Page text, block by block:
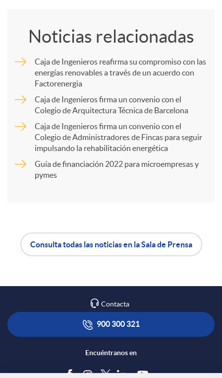
s
R
e
Noticias relacionadas
Caja de Ingenieros reafirma su compromiso con las
energías renovables a través de un acuerdo con
Factorenergia
Caja de Ingenieros firma un convenio con el
Colegio de Arquitectura Técnica de Barcelona
Caja de Ingenieros firma un convenio con el
Colegio de Administradores de Fincas para seguir
impulsando la rehabilitación energética
Guía de financiación 2022 para microempresas y
pymes
A
p
l
o
t
Consulta todas las noticias en la Sala de Prensa
Contacta
900 300 321
Encuéntranos en